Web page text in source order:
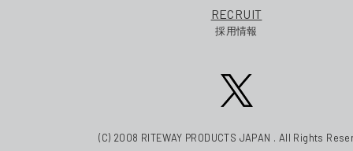
RECRUIT
採用情報
(C) 2008 RITEWAY PRODUCTS JAPAN . All Rights